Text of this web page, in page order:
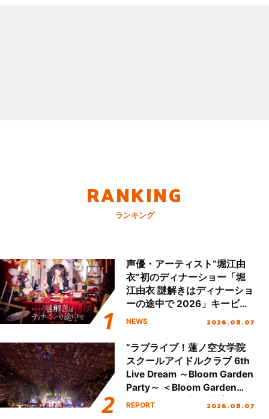
RANKING
ランキング
声優・アーティスト“堀江由
衣”初のディナーショー「堀
江由衣 謎解きはディナーショ
ーの途中で 2026」キービジ
ュアル＆グッズラインナップ
NEWS 2026.08.07
“ラブライブ！蓮ノ空女学院
スクールアイドルクラブ 6th
Live Dream ～Bloom Garden
Party～ ＜Bloom Garden
Party Stage／埼玉公演＞”
REPORT 2026.08.07